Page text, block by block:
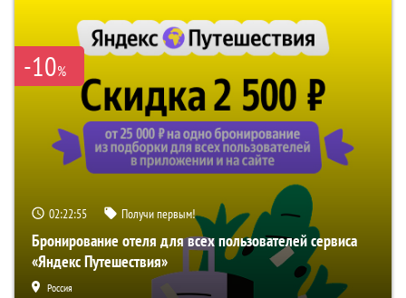
-10%
02:22:54 Получи первым!
Бронирование отеля для всех пользователей сервиса
«Яндекс Путешествия»
Россия